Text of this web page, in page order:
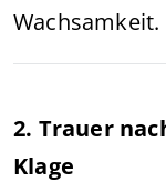
Wachsamkeit.
2. Trauer
Klage